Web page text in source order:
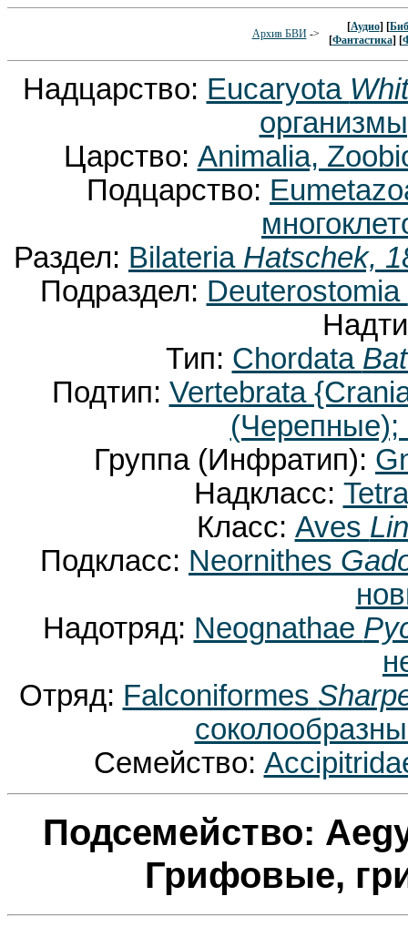
Архив БВИ->
[Аудио] [
[Фантастика] [
Надцарство: Eucaryota
Царство: Animalia,
Подцарство:
Раздел: Bilateria Hatschek,
Подраздел: Deuterostomia
Тип: Chordata
Подтип: Vertebrata
(Черепные);
Группа (Инфратип):
Надкласс:
Класс: Aves
Подкласс: Neornithes
Надотряд: Neognathae
Отряд: Falconiformes
Семейство:
Подсемейство:
Грифовые,